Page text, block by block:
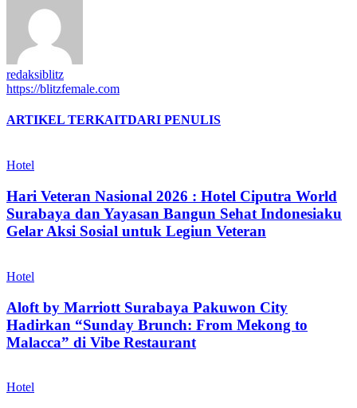
redaksiblitz
https://blitzfemale.com
ARTIKEL TERKAITDARI PENULIS
Hotel
Hari Veteran Nasional 2026 : Hotel Ciputra World
Surabaya dan Yayasan Bangun Sehat Indonesiaku
Gelar Aksi Sosial untuk Legiun Veteran
Hotel
Aloft by Marriott Surabaya Pakuwon City
Hadirkan “Sunday Brunch: From Mekong to
Malacca” di Vibe Restaurant
Hotel